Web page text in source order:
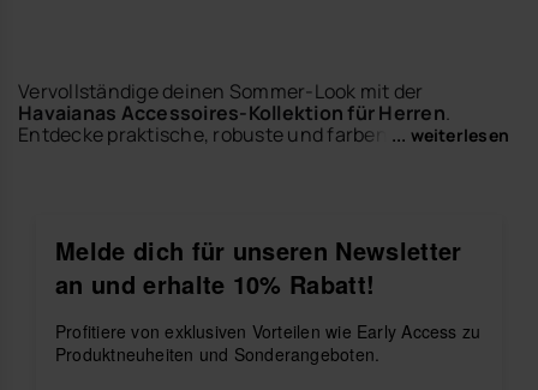
Vervollständige deinen Sommer-Look mit der
Havaianas Accessoires-Kollektion für Herren.
Entdecke praktische, robuste und farbenfrohe
Finde alles, was du für die Saison brauchst – von
gemütlichen Herren-Strandtüchernbis hin zu
einzigartigen Design. Kombiniere sie mit deinen
liebstenHerren-Flip-Flopsund genieße die sonnige
Jahreszeit mit dem authentischen Spirit der Marke.
... weiterlesen
Melde dich für unseren Newsletter
an und erhalte 10% Rabatt!
Profitiere von exklusiven Vorteilen wie Early Access zu
Produktneuheiten und Sonderangeboten.